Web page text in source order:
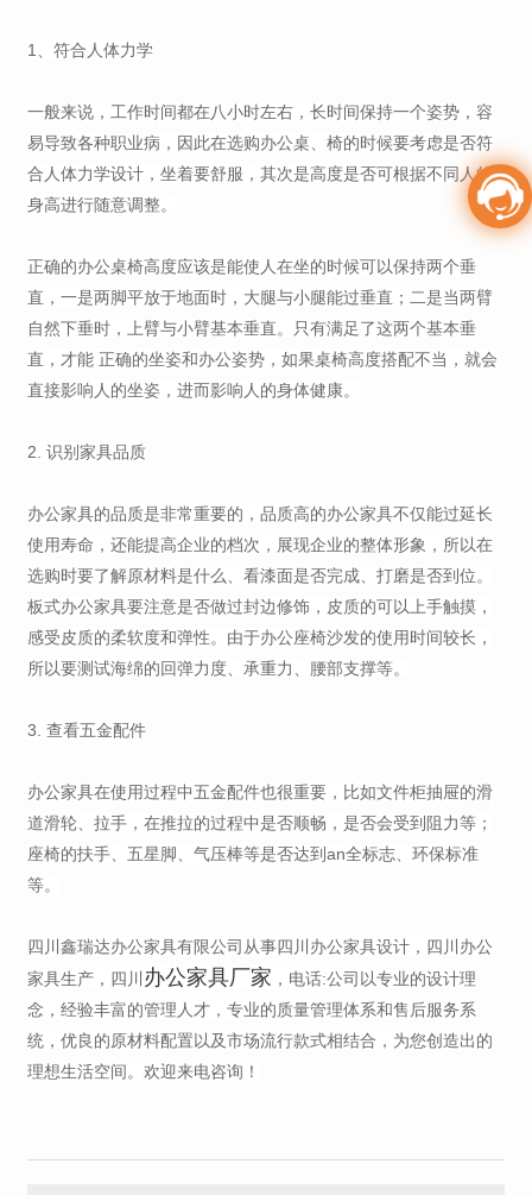
1、符合人体力学
一般来说，工作时间都在八小时左右，长时间保持一个姿势，容
易导致各种职业病，因此在选购办公桌、椅的时候要考虑是否符
合人体力学设计，坐着要舒服，其次是高度是否可根据不同人的
身高进行随意调整。
正确的办公桌椅高度应该是能使人在坐的时候可以保持两个垂
直，一是两脚平放于地面时，大腿与小腿能过垂直；二是当两臂
自然下垂时，上臂与小臂基本垂直。只有满足了这两个基本垂
直，才能 正确的坐姿和办公姿势，如果桌椅高度搭配不当，就会
直接影响人的坐姿，进而影响人的身体健康。
2. 识别家具品质
办公家具的品质是非常重要的，品质高的办公家具不仅能过延长
使用寿命，还能提高企业的档次，展现企业的整体形象，所以在
选购时要了解原材料是什么、看漆面是否完成、打磨是否到位。
板式办公家具要注意是否做过封边修饰，皮质的可以上手触摸，
感受皮质的柔软度和弹性。由于办公座椅沙发的使用时间较长，
所以要测试海绵的回弹力度、承重力、腰部支撑等。
3. 查看五金配件
办公家具在使用过程中五金配件也很重要，比如文件柜抽屉的滑
道滑轮、拉手，在推拉的过程中是否顺畅，是否会受到阻力等；
座椅的扶手、五星脚、气压棒等是否达到an全标志、环保标准
等。
四川鑫瑞达办公家具有限公司从事四川办公家具设计，四川办公
家具生产，四川 办公家具厂家 ，电话:公司以专业的设计理
念，经验丰富的管理人才，专业的质量管理体系和售后服务系
统，优良的原材料配置以及市场流行款式相结合，为您创造出的
理想生活空间。欢迎来电咨询！